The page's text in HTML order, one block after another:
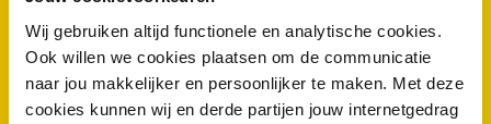
Wij gebruiken altijd functionele en analytische cookies.
Ook willen we cookies plaatsen om de communicatie
naar jou makkelijker en persoonlijker te maken. Met deze
cookies kunnen wij en derde partijen jouw internetgedrag
verstoppingen en onverwachte problemen worden voorkomen.
Welke werkzaamheden voert een loodgieter uit bij